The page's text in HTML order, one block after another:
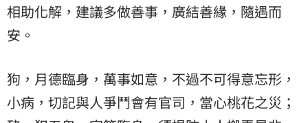
相助化解，建議多做善事，廣結善緣，隨遇而
安。
狗，月德臨身，萬事如意，不過不可得意忘形，
小病，切記與人爭鬥會有官司，當心桃花之災；